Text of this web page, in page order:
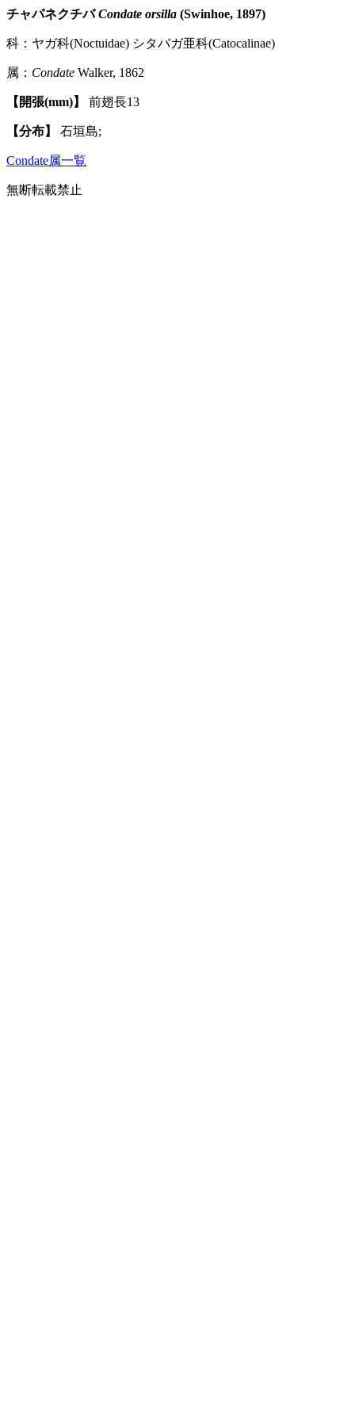
チャバネクチバCondate orsilla (Swinhoe, 1897)
科：ヤガ科(Noctuidae) シタバガ亜科(Catocalinae)
属： Condate Walker, 1862
【開張(mm)】 前翅長13
【分布】 石垣島;
Condate属一覧
無断転載禁止